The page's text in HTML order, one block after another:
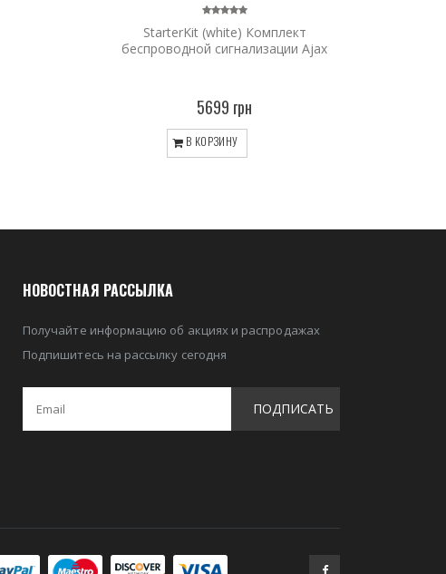
StarterKit (white) Комплект
беспроводной сигнализации Ajax
5699 грн
В КОРЗИНУ
НОВОСТНАЯ РАССЫЛКА
Получайте информацию об акциях и распродажах
Подпишитесь на рассылку сегодня
ПОДПИСАТЬ